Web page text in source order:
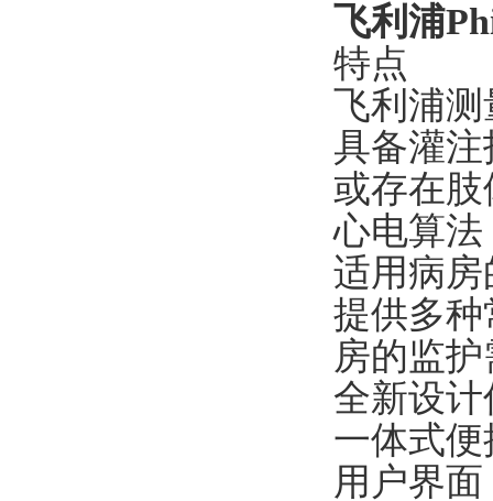
飞利浦
特点
飞利浦测
具备灌
或存在
心电算
适用病
提供多
房的监
全新设
一体式
用户界